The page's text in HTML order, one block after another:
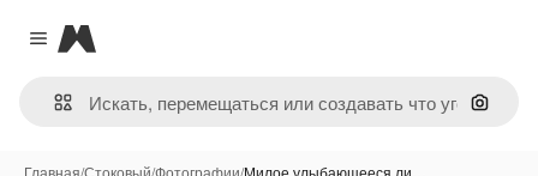
Close menu
Magnific
Поиск
Главная/Стоковый/Фотографии/Милое улыбающееся ли…